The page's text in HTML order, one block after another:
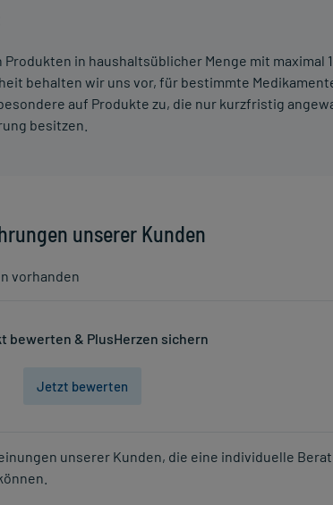
in haushaltsüblicher Menge mit maximal
behalten wir uns vor, für bestimmte
auf Produkte zu, die nur kurzfristig
besitzen.
unserer Kunden
vorhanden
bewerten & PlusHerzen sichern
Jetzt bewerten
unserer Kunden, die eine individuelle